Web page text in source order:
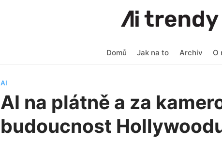
Domů Jak na to Archiv O
AI
AI na plátně a za
budoucnost